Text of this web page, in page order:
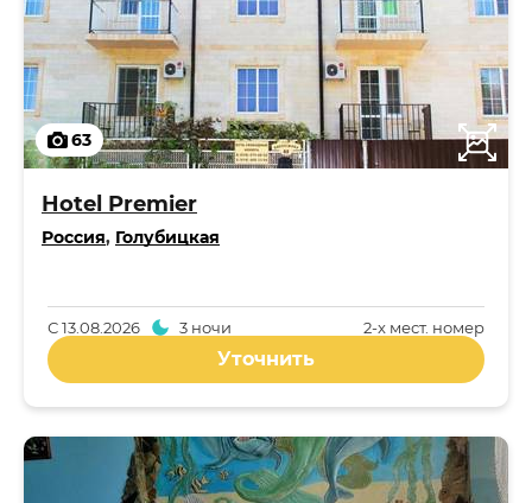
63
Hotel Premier
Россия, Голубицкая
2-x мест. номер
С13.08.2026 3 ночи
Уточнить